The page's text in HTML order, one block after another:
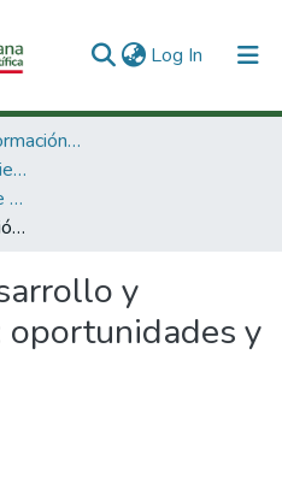
Log In (current)
3. Recursos de Información Científica y Tecnológica
3.2.2. Publicaciones Minciencias
Publicaciones seriadas de Minciencias
Desarrollo y automatización: oportunidades y riesgos
y
oportunidades y